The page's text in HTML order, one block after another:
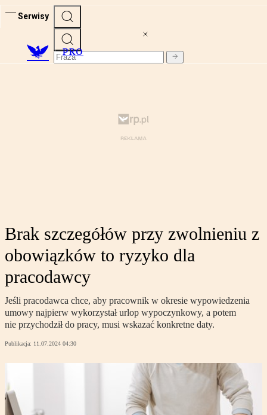
Serwisy
PRO
Brak szczegółów przy zwolnieniu z
obowiązków to ryzyko dla
pracodawcy
Jeśli pracodawca chce, aby pracownik w okresie wypowiedzenia
umowy najpierw wykorzystał urlop wypoczynkowy, a potem
nie przychodził do pracy, musi wskazać konkretne daty.
Publikacja: 11.07.2024 04:30